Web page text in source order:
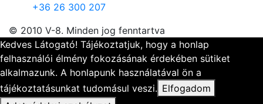
+36 26 300 207
© 2010 V-8. Minden jog fenntartva
Kedves Látogató! Tájékoztatjuk, hogy a honlap
felhasználói élmény fokozásának érdekében sütiket
alkalmazunk. A honlapunk használatával ön a
tájékoztatásunkat tudomásul veszi. Elfogadom